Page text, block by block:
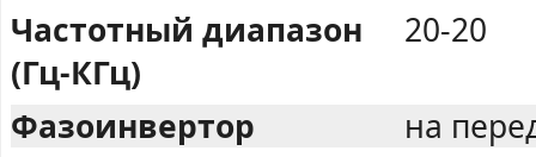
Частотный диапазон
(Гц-КГц)
20-20
Фазоинвертор
на